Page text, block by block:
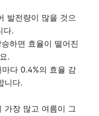
발전량이 많을 것으
다.
하면 효율이 떨어진
.
다 0.4%의 효율 감
니다.
가장 많고 여름이 그